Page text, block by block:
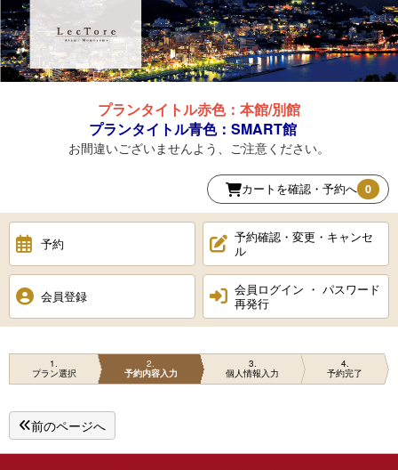
プランタイトル赤色：本館/別館
プランタイトル青色：SMART館
お間違いございませんよう、ご注意ください。
カートを確認・予約へ 0
予約
予約確認・変更・キャンセ
ル
会員登録
会員ログイン ・ パスワード
再発行
1
プラン選択
2
予約内容入力
3
個人情報入力
4
予約完了
前のページへ